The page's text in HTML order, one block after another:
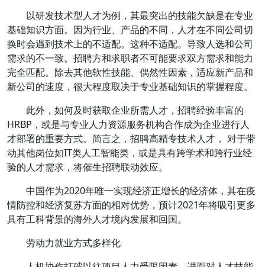
以研发技术型人才为例，其最突出的技能欠缺是在专业
基础知识方面。因为行业、产品的不同，人才在不同公司切
换时会遇到技术上的不适配。这种不适配。 导致人选和公司
需求的不一致。招聘方和求职者不可能要求双方需求和能力
完全匹配。除去其他软性技能、偶然性因素，适应新产品和
新公司的速度，很大程度取决于专业基础知识的掌握程度。
此外，如何及时获取企业所需人才，招聘经验丰富的
HRBP，或是与专业人力资源服务机构合作成为企业进行人
才部署的重要方式。简言之，招聘高精专技术人才， 对于带
动其他岗位如IT类人工智能类，或是具有跨学术和跨行业经
验的人才需求，将催生招聘联动效应。
中国作为2020年唯一实现经济正增长的经济体，其在疫
情防控和经济复苏方面的相对优势，预计2021年将吸引更多
具有工科背景的海外人才境内发展和回国。
劳动力就业方式多样化